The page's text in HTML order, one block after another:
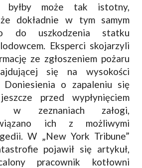
może tak istotny,
dokładnie w tym samym
do uszkodzenia statku
Eksperci skojarzyli
ze zgłoszeniem pożaru
się na wysokości
o zapaleniu się
przed wypłynięciem
w zeznaniach załogi,
ich z możliwymi
W „New York Tribune”
pojawił się artykuł,
pracownik kotłowni